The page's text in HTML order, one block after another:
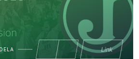
DELA Link